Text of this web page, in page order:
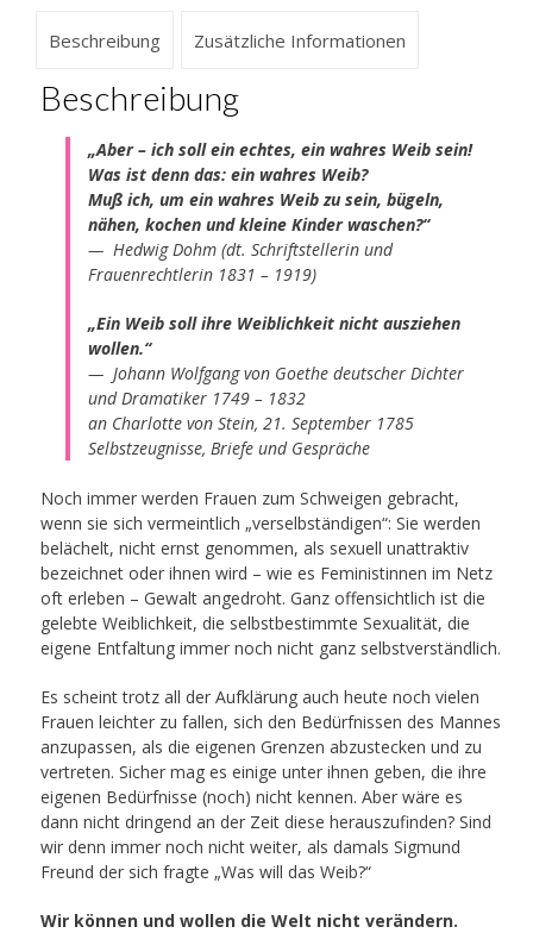
Beschreibung Zusätzliche Informationen
Beschreibung
„Aber – ich soll ein echtes, ein wahres Weib sein!
Was ist denn das: ein wahres Weib?
Muß ich, um ein wahres Weib zu sein, bügeln,
nähen, kochen und kleine Kinder waschen?“
— Hedwig Dohm (dt. Schriftstellerin und
Frauenrechtlerin 1831 – 1919)
„Ein Weib soll ihre Weiblichkeit nicht ausziehen
wollen.“
— Johann Wolfgang von Goethe deutscher Dichter
und Dramatiker 1749 – 1832
an Charlotte von Stein, 21. September 1785
Selbstzeugnisse, Briefe und Gespräche
Noch immer werden Frauen zum Schweigen gebracht,
wenn sie sich vermeintlich „verselbständigen“: Sie werden
belächelt, nicht ernst genommen, als sexuell unattraktiv
bezeichnet oder ihnen wird – wie es Feministinnen im Netz
oft erleben – Gewalt angedroht. Ganz offensichtlich ist die
gelebte Weiblichkeit, die selbstbestimmte Sexualität, die
eigene Entfaltung immer noch nicht ganz selbstverständlich.
Es scheint trotz all der Aufklärung auch heute noch vielen
Frauen leichter zu fallen, sich den Bedürfnissen des Mannes
anzupassen, als die eigenen Grenzen abzustecken und zu
vertreten. Sicher mag es einige unter ihnen geben, die ihre
eigenen Bedürfnisse (noch) nicht kennen. Aber wäre es
dann nicht dringend an der Zeit diese herauszufinden? Sind
wir denn immer noch nicht weiter, als damals Sigmund
Freund der sich fragte „Was will das Weib?“
Wir können und wollen die Welt nicht verändern.